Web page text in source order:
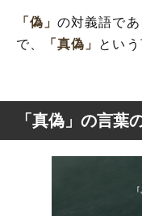
「偽」の対義語であ
で、
「真偽」 とい
「真偽」の言葉